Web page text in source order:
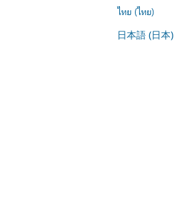
ไทย (ไทย)
日本語 (日本)